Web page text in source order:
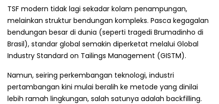
TSF modern tidak lagi sekadar kolam penampungan,
melainkan struktur bendungan kompleks. Pasca kegagalan
bendungan besar di dunia (seperti tragedi Brumadinho di
Brasil), standar global semakin diperketat melalui Global
Industry Standard on Tailings Management (GISTM).
Namun, seiring perkembangan teknologi, industri
pertambangan kini mulai beralih ke metode yang dinilai
lebih ramah lingkungan, salah satunya adalah backfilling.